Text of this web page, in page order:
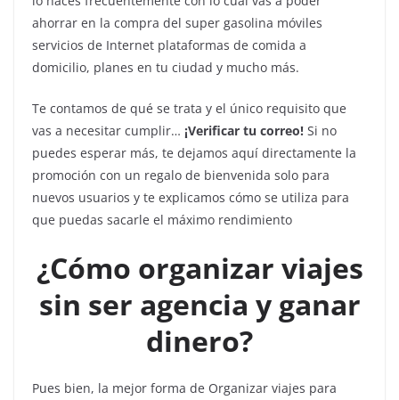
ahorrar en la compra del super gasolina móviles
servicios de Internet plataformas de comida a
domicilio, planes en tu ciudad y mucho más.
Te contamos de qué se trata y el único requisito que
vas a necesitar cumplir… ¡Verificar tu correo! Si no
puedes esperar más, te dejamos aquí directamente la
promoción con un regalo de bienvenida solo para
nuevos usuarios y te explicamos cómo se utiliza para
que puedas sacarle el máximo rendimiento
¿Cómo organizar viajes
sin ser agencia y ganar
dinero?
Pues bien, la mejor forma de Organizar viajes para